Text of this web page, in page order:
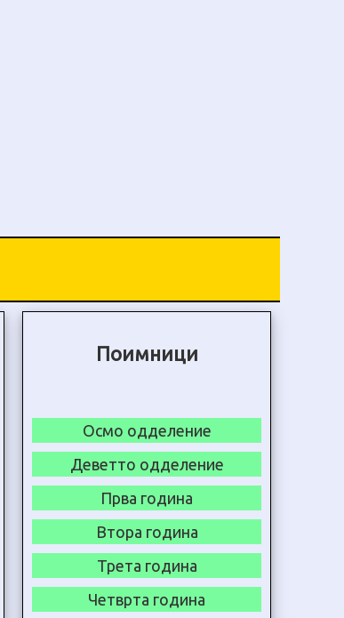
Поимници
Осмо одделение
Деветто одделение
Прва година
Втора година
Трета година
Четврта година